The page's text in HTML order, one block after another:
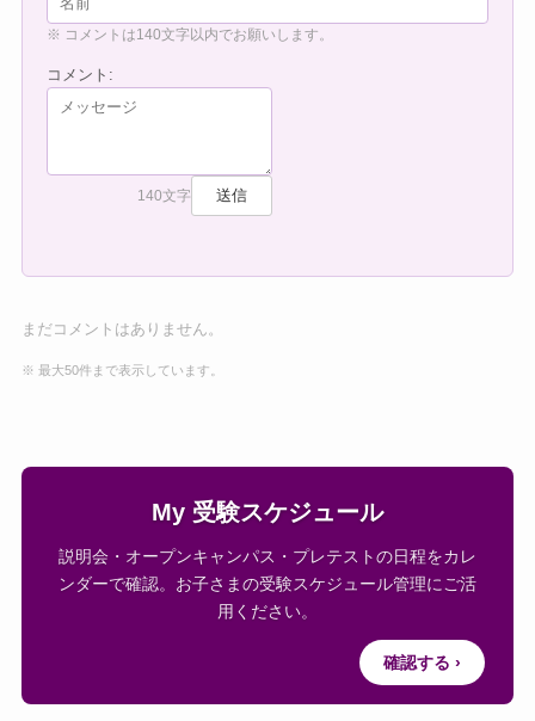
※ コメントは140文字以内でお願いします。
コメント:
140文字 送信
まだコメントはありません。
※ 最大50件まで表示しています。
My 受験スケジュール
説明会・オープンキャンパス・プレテストの日程をカレ
ンダーで確認。お子さまの受験スケジュール管理にご活
用ください。
確認する ›